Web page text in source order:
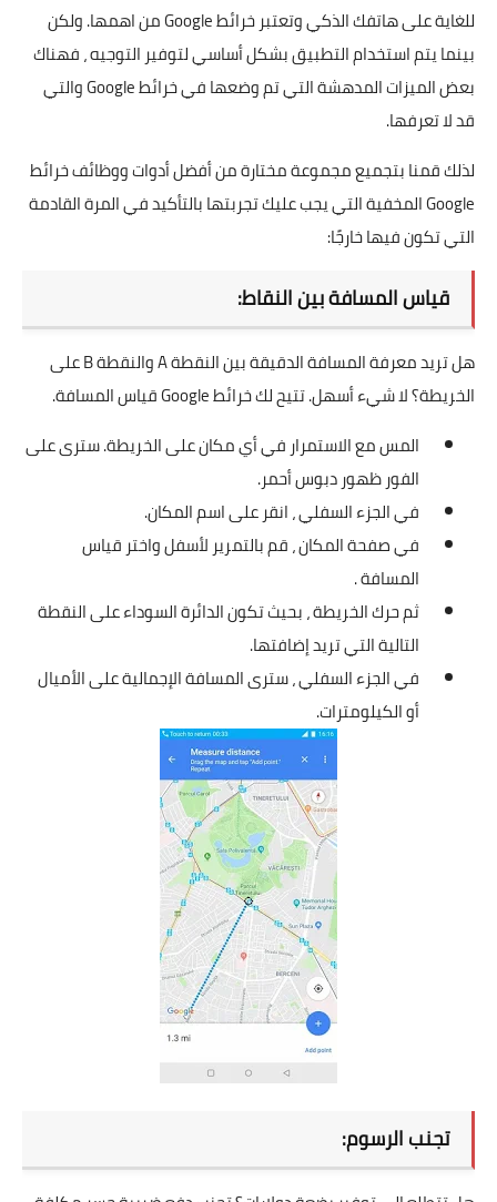
للغاية على هاتفك الذكي وتعتبر خرائط Google من اهمها. ولكن
بينما يتم استخدام التطبيق بشكل أساسي لتوفير التوجيه ، فهناك
بعض الميزات المدهشة التي تم وضعها في خرائط Google والتي
قد لا تعرفها.
لذلك قمنا بتجميع مجموعة مختارة من أفضل أدوات ووظائف خرائط
Google المخفية التي يجب عليك تجربتها بالتأكيد في المرة القادمة
التي تكون فيها خارجًا:
قياس المسافة بين النقاط:
هل تريد معرفة المسافة الدقيقة بين النقطة A والنقطة B على
الخريطة؟ لا شيء أسهل. تتيح لك خرائط Google قياس المسافة.
المس مع الاستمرار في أي مكان على الخريطة. سترى على
الفور ظهور دبوس أحمر.
في الجزء السفلي ، انقر على اسم المكان.
في صفحة المكان ، قم بالتمرير لأسفل واختر قياس
المسافة .
ثم حرك الخريطة ، بحيث تكون الدائرة السوداء على النقطة
التالية التي تريد إضافتها.
في الجزء السفلي ، سترى المسافة الإجمالية على الأميال
أو الكيلومترات.
تجنب الرسوم: